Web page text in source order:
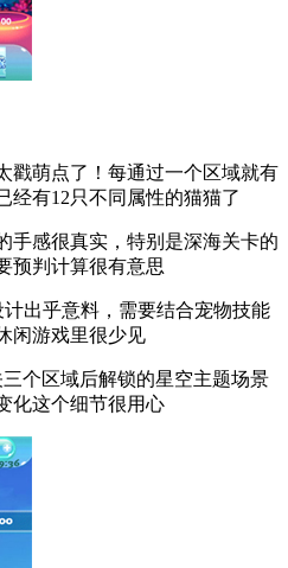
戳萌点了！每通过一个区域就有
经有12只不同属性的猫猫了
手感很真实，特别是深海关卡的
预判计算很有意思
计出乎意料，需要结合宠物技能
闲游戏里很少见
三个区域后解锁的星空主题场景
化这个细节很用心